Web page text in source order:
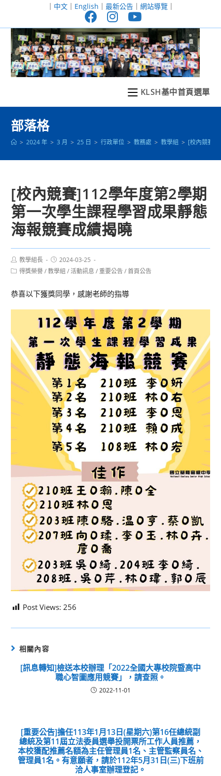
至
｜ 中文｜ English ｜ 最新公告｜ 網站導覽｜
KLSH基中首頁選單
部落格
> 2024 年 > 3 月 > 25 日 > 行政單位 > 教務處 > 教學組 > [校內競賽
[校內競賽]112學年度第2學期
第一次學生課程學習成果靜態
海報競賽成績揭曉
Post
author:
教學組長
Post
published:
2024-03-25
Post得獎榮譽 / 教學組 / 活動訊息 / 重要公告 / 首頁公告
恭喜以下獲獎同學，感謝老師的指導
Post Views: 256
相關內容
[訊息轉知]檢送本校辦理「2022全國大專校院暨高中
職心智圖應用競賽」，請查照。
2022-11-01
[重要公告]擔任113年1月13日(星期六)第16任總統副
總統及第11屆立法委員選舉投開票所工作人員推薦，
本校獲配推薦名額為主任管理員1名、主管監察員名、
管理員1名。有意願者，請於112年5月31日(三)下班前
洽人事室辦理登記。